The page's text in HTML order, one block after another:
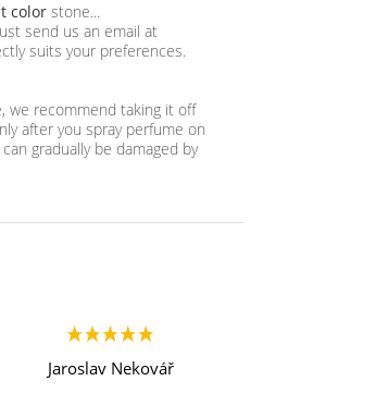
color stone...
send us an email at
suits your preferences.
we recommend taking it off
after you spray perfume on
gradually be damaged by
Jaroslav Nekovář